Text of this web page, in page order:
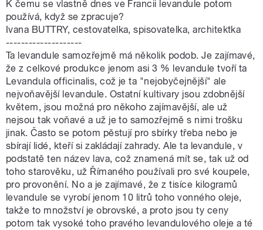
K čemu se vlastně dnes ve Francii levandule potom
používá, když se zpracuje?
Ivana BUTTRY, cestovatelka, spisovatelka, architektka
--------------------
Ta levandule samozřejmě má několik podob. Je zajímavé,
že z celkové produkce jenom asi 3 % levandule tvoří ta
Levandula officinalis, což je ta "nejobyčejnější" ale
nejvoňavější levandule. Ostatní kultivary jsou zdobnější
květem, jsou možná pro někoho zajímavější, ale už
nejsou tak voňavé a už je to samozřejmě s nimi trošku
jinak. Často se potom pěstují pro sbírky třeba nebo je
sbírají lidé, kteří si zakládají zahrady. Ale ta levandule, v
podstatě ten název lava, což znamená mít se, tak už od
toho starověku, už Římaného používali pro své koupele,
pro provonění. No a je zajímavé, že z tisíce kilogramů
levandule se vyrobí jenom 10 litrů toho vonného oleje,
takže to množství je obrovské, a proto jsou ty ceny
potom tak vysoké toho pravého levandulového oleje a té